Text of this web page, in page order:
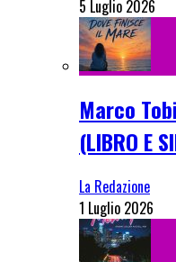
5 Luglio 2026
Marco
(LIBRO E
La Redazione
1 Luglio 2026